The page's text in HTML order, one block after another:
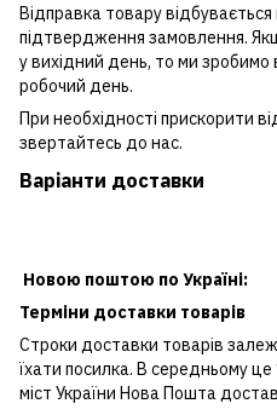
Відправка товару
підтвердження замовлення.
у вихідний день, то ми зробимо
робочий день.
При необхідності прискорити
звертайтесь до нас.
Варіанти доставки
Новою поштою по Україні:
Терміни доставки товарів
Строки доставки товарів
їхати посилка. В середньому це
міст України Нова Пошта